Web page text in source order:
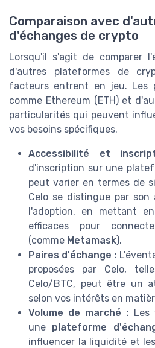
Comparaison avec
d'échanges de crypto
Lorsqu'il s'agit de comparer
d'autres plateformes de
facteurs entrent en jeu. Les
comme Ethereum (ETH) et
particularités qui peuvent
vos besoins spécifiques.
Accessibilité et
d'inscription sur une
peut varier en termes de
Celo se distingue par
l'adoption, en mettant
efficaces pour
(comme Metamask).
Paires d'échange :
proposées par Celo,
Celo/BTC, peut être un
selon vos intérêts en
Volume de marché : Les
une plateforme
influencer la liquidité et